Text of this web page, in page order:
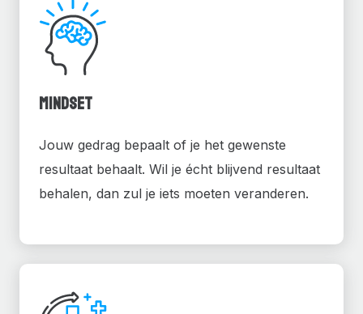
Mindset
Jouw gedrag bepaalt of je het gewenste
resultaat behaalt. Wil je écht blijvend resultaat
behalen, dan zul je iets moeten veranderen.